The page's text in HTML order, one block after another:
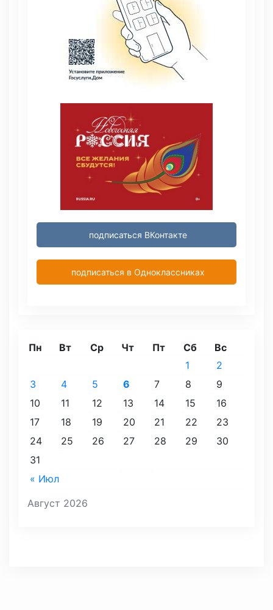
подписаться ВКонтакте
подписаться в Одноклассниках
Август 2026
Пн Вт Ср Чт Пт Сб Вс
« Июл
1
2
3
4 5 6 7 8
9
10
11 12 13 14 15
16
17
18 19 20 21 22
23
24
25 26 27 28 29
30
31